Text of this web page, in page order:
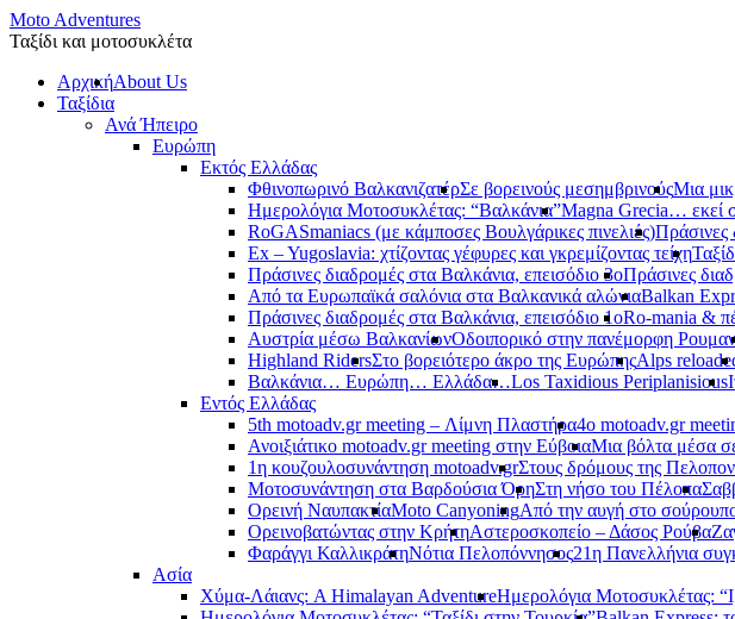
Moto Adventures
Ταξίδι και μοτοσυκλέτα
ΑρχικήAbout Us
Ταξίδια
Ανά Ήπειρο
Ευρώπη
Εκτός Ελλάδας
Φθινοπωρινό ΒαλκανιζατέρΣε βορεινούς μεσημβρινούςΜια
Ημερολόγια Μοτοσυκλέτας: “Βαλκάνια”Magna Grecia… εκεί
RoGASmaniacs (με κάμποσες Βουλγάρικες πινελιές)Πράσινες
Ex – Yugoslavia: χτίζοντας γέφυρες και γκρεμίζοντας τείχη
Πράσινες διαδρομές στα Βαλκάνια, επεισόδιο 3οΠράσινες
Από τα Ευρωπαϊκά σαλόνια στα Βαλκανικά αλώνιαBalkan
Πράσινες διαδρομές στα Βαλκάνια, επεισόδιο 1οRo-mania &
Αυστρία μέσω ΒαλκανίωνΟδοιπορικό στην πανέμορφη
Highland RidersΣτο βορειότερο άκρο της ΕυρώπηςAlps
Βαλκάνια… Ευρώπη… Ελλάδα…Los Taxidious Periplanisious
Εντός Ελλάδας
5th motoadv.gr meeting – Λίμνη Πλαστήρα4ο motoadv.gr
Ανοιξιάτικο motoadv.gr meeting στην ΕύβοιαΜια βόλτα μέσα
1η κουζουλοσυνάντηση motoadv.grΣτους δρόμους της
Μοτοσυνάντηση στα Βαρδούσια ΌρηΣτη νήσο του Πέλοπα
Ορεινή ΝαυπακτίαMoto CanyoningΑπό την αυγή στο
Ορεινοβατώντας στην ΚρήτηΑστεροσκοπείο – Δάσος Ρούβα
Φαράγγι ΚαλλικράτηΝότια Πελοπόννησος21η Πανελλήνια
Ασία
Χύμα-Λάιανς: A Himalayan AdventureΗμερολόγια Μοτοσυκλέτας: